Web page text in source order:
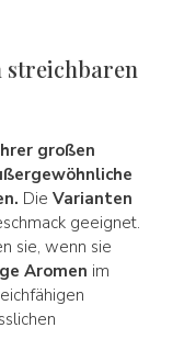
streichbaren
großen
Die Varianten
geeignet.
sie, wenn sie
Aromen im